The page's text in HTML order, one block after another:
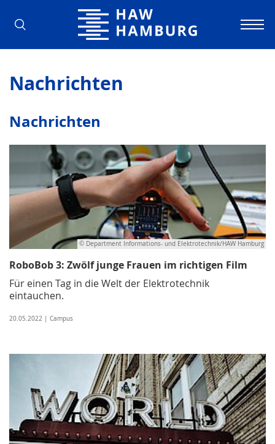
Hochschule für Angewandte
Nachrichten
Nachrichten
© Department Informations- und Elektrotechnik/HAW Hamburg
RoboBob 3: Zwölf junge Frauen im richtigen Film
Für einen Tag in die Welt der Elektrotechnik
eintauchen.
20.05.2022 | Campus